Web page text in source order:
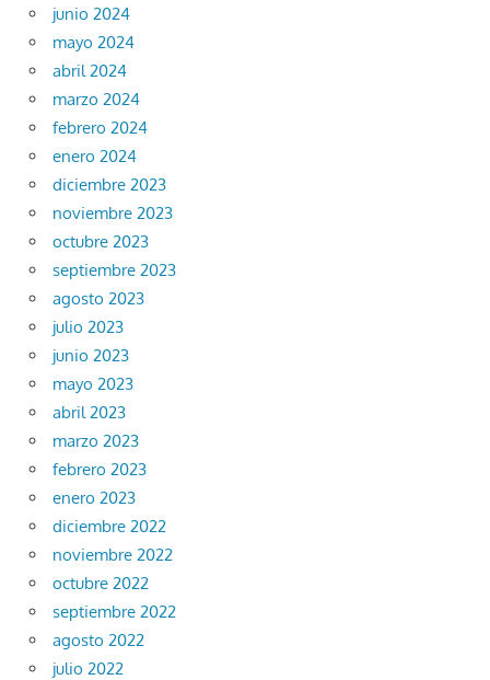
junio 2024
mayo 2024
abril 2024
marzo 2024
febrero 2024
enero 2024
diciembre 2023
noviembre 2023
octubre 2023
septiembre 2023
agosto 2023
julio 2023
junio 2023
mayo 2023
abril 2023
marzo 2023
febrero 2023
enero 2023
diciembre 2022
noviembre 2022
octubre 2022
septiembre 2022
agosto 2022
julio 2022